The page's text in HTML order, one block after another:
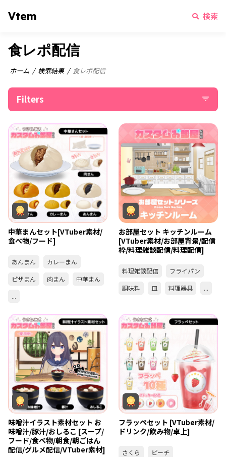
Vtem 検索
食レポ配信
ホーム 検索結果 食レポ配信
Filters filter_list
中華まんセット[VTuber素材/
食べ物/フード]
あんまん
カレーまん
ピザまん
肉まん
中華まん
...
お部屋セット キッチンルーム
[VTuber素材/お部屋背景/配信
枠/料理雑談配信/料理配信]
料理雑談配信
フライパン
調味料
皿 料理器具 ...
味噌汁イラスト素材セット お
味噌汁/豚汁/おしるこ [スープ/
フード/食べ物/朝食/朝ごはん
配信/グルメ配信/VTuber素材]
フラッペセット [VTuber素材/
ドリンク/飲み物/卓上]
さくら
ピーチ